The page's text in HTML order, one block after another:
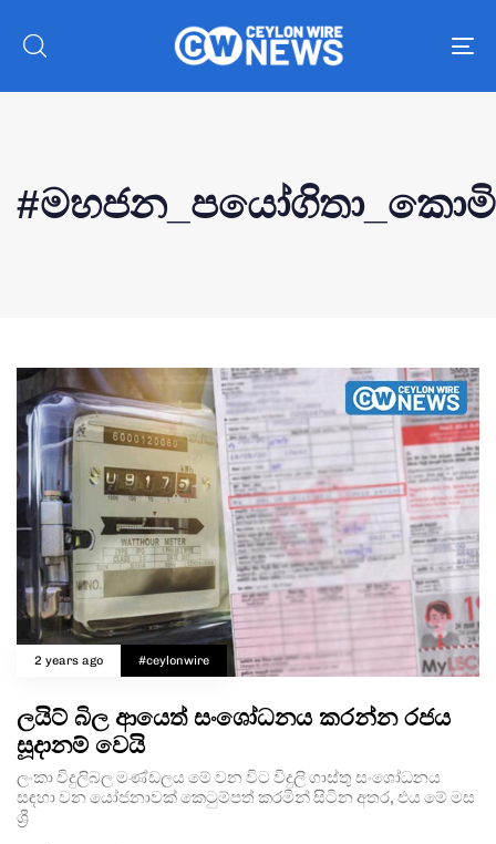
Type and hit enter
2 years ago #ceylonwire
ලයිට් බිල ආයෙත් සංශෝධනය කරන්න රජය
සූදානම් වෙයි
ලංකා විදුලිබල මණ්ඩලය මේ වන විට විදුලි ගාස්තු සංශෝධනය
සඳහා වන යෝජනාවක් කෙටුම්පත් කරමින් සිටින අතර, එය මේ මස
ශ්‍රී